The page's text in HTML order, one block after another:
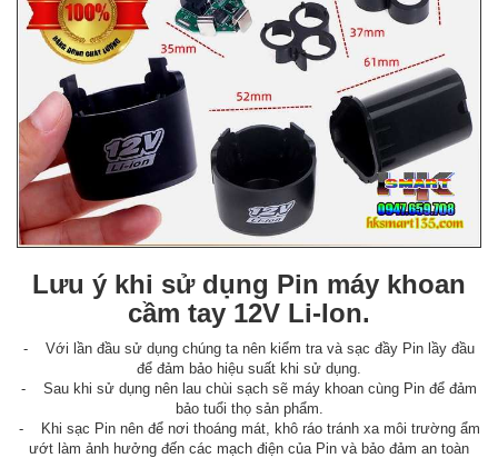
Lưu ý khi sử dụng Pin máy khoan
cầm tay 12V Li-Ion.
- Với lần đầu sử dụng chúng ta nên kiểm tra và sạc đầy Pin lầy đầu
để đảm bảo hiệu suất khi sử dụng.
- Sau khi sử dụng nên lau chùi sạch sẽ máy khoan cùng Pin để đảm
bảo tuổi thọ sản phẩm.
- Khi sạc Pin nên để nơi thoáng mát, khô ráo tránh xa môi trường ẩm
ướt làm ảnh hưởng đến các mạch điện của Pin và bảo đảm an toàn